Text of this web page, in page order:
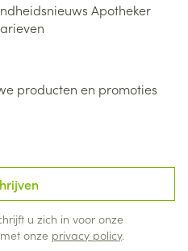
Apotheker
producten en promoties
u zich in voor onze
onze privacy policy.